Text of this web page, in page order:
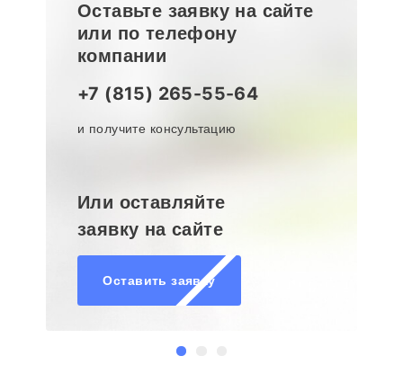
Оставьте заявку на сайте
или по телефону
компании
+7 (815) 265-55-64
и получите консультацию
Или оставляйте
заявку на сайте
Оставить заявку